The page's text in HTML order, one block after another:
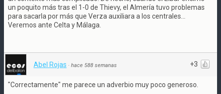
un poquito más tras el 1-0 de Thievy, el Almería tuvo problemas
para sacarla por más que Verza auxiliara a los centrales...
Veremos ante Celta y Málaga.
+3
Abel Rojas · hace 588 semanas
"Correctamente" me parece un adverbio muy poco generoso.